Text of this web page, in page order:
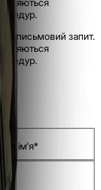
письмовий запит.
та ім'я*